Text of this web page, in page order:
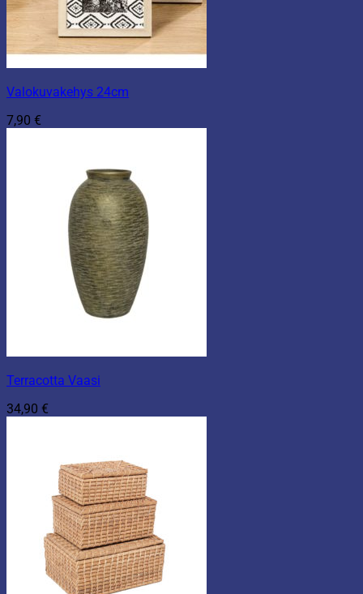
Valokuvakehys 24cm
7,90 €
Terracotta Vaasi
34,90 €